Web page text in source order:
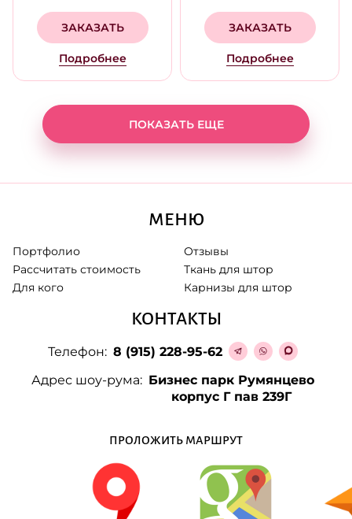
ЗАКАЗАТЬ
Подробнее
ЗАКАЗАТЬ
Подробнее
ПОКАЗАТЬ ЕЩЕ
МЕНЮ
Портфолио
Рассчитать стоимость
Для кого
Отзывы
Ткань для штор
Карнизы для штор
КОНТАКТЫ
Телефон: 8 (915) 228-95-62
Адрес шоу-рума: Бизнес парк Румянцево
корпус Г пав 239Г
ПРОЛОЖИТЬ МАРШРУТ